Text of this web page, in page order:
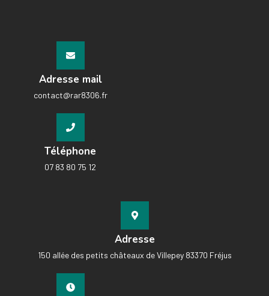
Adresse mail
contact@rar8306.fr
Téléphone
07 83 80 75 12
Adresse
150 allée des petits châteaux de Villepey 83370 Fréjus